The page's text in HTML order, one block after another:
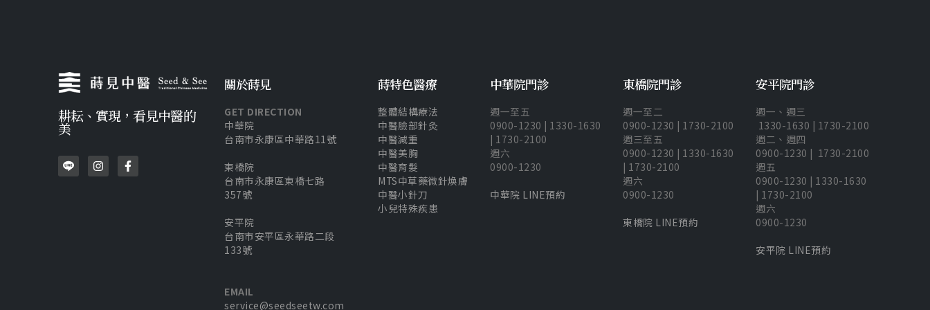
耕耘、實現，看見中醫的
美
關於蒔見
GET DIRECTION
中華院
台南市永康區中華路11號​
東橋院
台南市永康區東橋七路
357號
安平院
台南市安平區永華路二段
133號
EMAIL
service@seedseetw.com
蒔特色醫療
整體結構療法
中醫臉部針灸
中醫減重
中醫美胸
中醫育髮
MTS中草藥微針煥膚
中醫小針刀
小兒特殊疾患
中華院門診
週一至五
0900-1230 | 1330-1630
| 1730-2100
週六
0900-1230
中華院 LINE預約
東橋院門診
週一至二
0900-1230 | 1730-2100
週三至五
0900-1230 | 1330-1630
| 1730-2100
週六
0900-1230
東橋院 LINE預約
安平院門診
週一、週三
1330-1630 | 1730-2100
週二、週四
0900-1230 | 1730-2100
週五
0900-1230 | 1330-1630
| 1730-2100
週六
0900-1230
安平院 LINE預約